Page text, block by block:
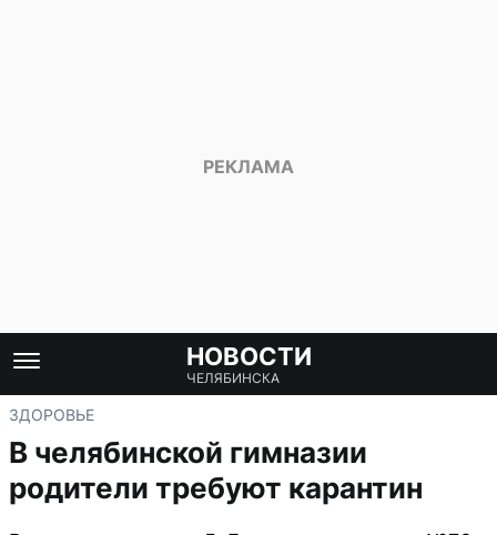
НОВОСТИ
ЧЕЛЯБИНСКА
ЗДОРОВЬЕ
В челябинской гимназии
родители требуют карантин